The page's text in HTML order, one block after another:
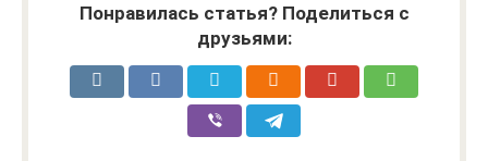
Понравилась статья? Поделиться с
друзьями: